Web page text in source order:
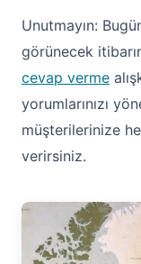
Unutmayın:
görünecek
cevap verme
yorumlarınızı
müşterilerinize
verirsiniz.